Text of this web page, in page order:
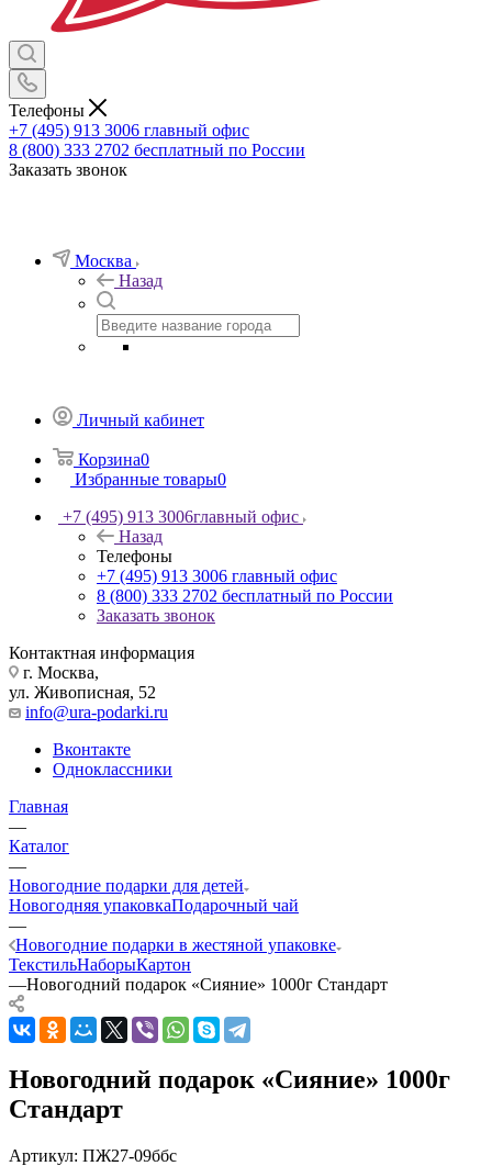
Телефоны
+7 (495) 913 3006 главный офис
8 (800) 333 2702 бесплатный по России
Заказать звонок
Москва
Назад
Личный кабинет
Корзина0
Избранные товары0
+7 (495) 913 3006главный офис
Назад
Телефоны
+7 (495) 913 3006 главный офис
8 (800) 333 2702 бесплатный по России
Заказать звонок
Контактная информация
г. Москва,
ул. Живописная, 52
info@ura-podarki.ru
Вконтакте
Одноклассники
Главная
—
Каталог
—
Новогодние подарки для детей
Новогодняя упаковкаПодарочный чай
—
Новогодние подарки в жестяной упаковке
ТекстильНаборыКартон
—Новогодний подарок «Сияние» 1000г Стандарт
Новогодний подарок «Сияние» 1000г
Стандарт
Артикул: ПЖ27-09ббс